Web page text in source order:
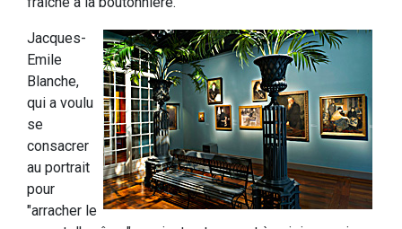
Jacques-
Emile
Blanche,
qui a voulu
se
consacrer
au portrait
pour
"arracher le